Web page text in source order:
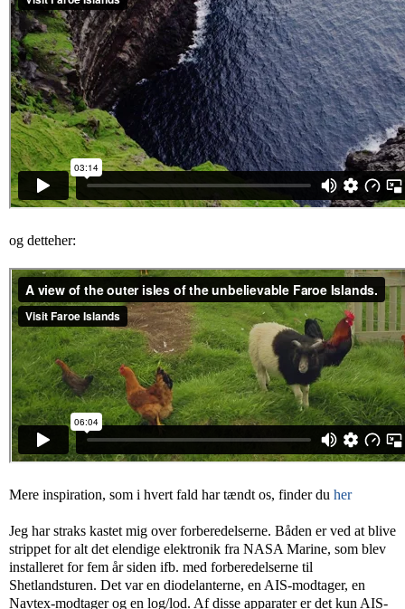
og detteher:
Mere inspiration, som i hvert fald har tændt os, finder du her
Jeg har straks kastet mig over forberedelserne. Båden er ved at blive
strippet for alt det elendige elektronik fra NASA Marine, som blev
installeret for fem år siden ifb. med forberedelserne til
Shetlandsturen. Det var en diodelanterne, en AIS-modtager, en
Navtex-modtager og en log/lod. Af disse apparater er det kun AIS-